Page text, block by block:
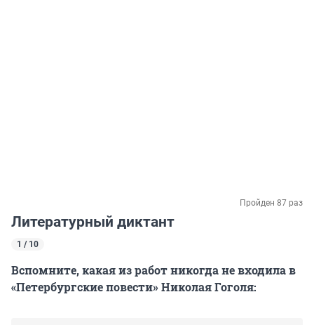
Пройден 87 раз
Литературный диктант
1 / 10
Вспомните, какая из работ никогда не входила в
«Петербургские повести» Николая Гоголя: